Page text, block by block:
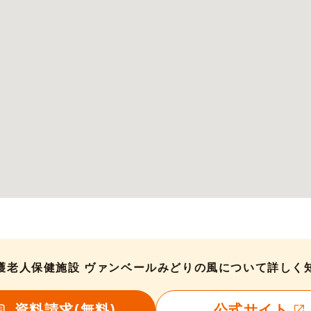
老人保健施設 ヴァンベールみどりの風について詳しく